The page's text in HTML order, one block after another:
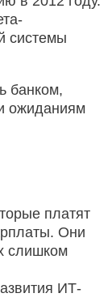
системы
банком,
ожиданиям
платят
Они
слишком
ИТ-